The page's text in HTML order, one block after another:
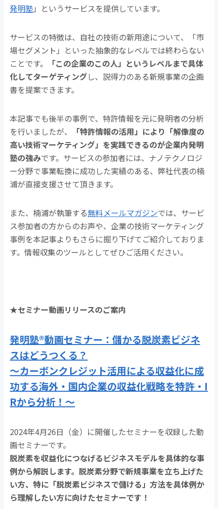
発明塾」というサービスを提供しています。
サービスの特徴は、自社の技術の新用途について、「市
場セグメント」といった抽象的なレベルでは終わらない
ことです。
「この企業のこの人」というレベルまで具体
化してターゲティングし、説得力のある新規事業の企画
書を提案できます。
本記事でも後半の事例で、特許情報を元に発明者の分析
を行いましたが、
「特許情報の活用」により「解像度の
高い技術マーケティング」を実践できるのが企業内発明
塾の強みです。サービスの参加者には、ナノテクノロジ
ー分野で事業転換に成功した実績のある、弊社代表の楠
浦が直接支援させて頂きます。
また、楠浦が執筆する無料メールマガジンでは、サービ
ス参加者の方からのお声や、企業の技術マーケティング
事例を本記事よりもさらに掘り下げてご紹介しておりま
す。情報収集のツールとしてぜひご活用ください。
★セミナー動画リリースのご案内
発明塾®動画セミナー：儲かる脱炭素ビジネ
スはどうつくる？
～カーボンクレジット活用による収益化に成
功する海外・国内企業の収益化戦略を特許・I
Rから分析！～
2024年4月26日（金）に開催したセミナーを収録した動
画セミナーです。
脱炭素を収益化につなげるビジネスモデルを具体的な事
例から解説します。脱炭素分野で新規事業を立ち上げた
い方、特に「脱炭素ビジネスで儲ける」方法を具体例か
ら理解したい方に向けたセミナーです！